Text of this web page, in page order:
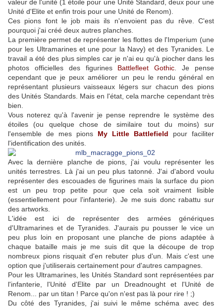
valeur de l'unité (1 étoile pour une Unité Standard, deux pour une
Unité d'Elite et enfin trois pour une Unité de Renom).
Ces pions font le job mais ils n'envoient pas du rêve. C'est
pourquoi j'ai créé deux autres planches.
La première permet de représenter les flottes de l'Imperium (une
pour les Ultramarines et une pour la Navy) et des Tyranides. Le
travail a été des plus simples car je n'ai eu qu'à piocher dans les
photos officielles des figurines Battlefleet Gothic . Je pense
cependant que je peux améliorer un peu le rendu général en
représentant plusieurs vaisseaux légers sur chacun des pions
des Unités Standards. Mais en l'état, cela marche cependant très
bien.
Vous noterez qu'à l'avenir je pense reprendre le système des
étoiles (ou quelque chose de similaire tout du moins) sur
l'ensemble de mes pions My Little Battlefield pour faciliter
l'identification des unités.
Avec la dernière planche de pions, j'ai voulu représenter les
unités terrestres. Là j'ai un peu plus tatonné. J'ai d'abord voulu
représenter des escouades de figurines mais la surface du pion
est un peu trop petite pour que cela soit vraiment lisible
(essentiellement pour l'infanterie). Je me suis donc rabattu sur
des artworks.
L'idée est ici de représenter des armées génériques
d'Ultramarines et de Tyranides. J'aurais pu pousser le vice un
peu plus loin en proposant une planche de pions adaptée à
chaque bataille mais je me suis dit que la découpe de trop
nombreux pions risquait d'en rebuter plus d'un. Mais c'est une
option que j'utiliserais certainement pour d'autres campagnes.
Pour les Ultramarines, les Unités Standard sont représentées par
l'infanterie, l'Unité d'Elite par un Dreadnought et l'Unité de
Renom... par un titan ! Parce qu'on n'est pas là pour rire ! ;)
Du côté des Tyranides, j'ai suivi le même schéma avec des